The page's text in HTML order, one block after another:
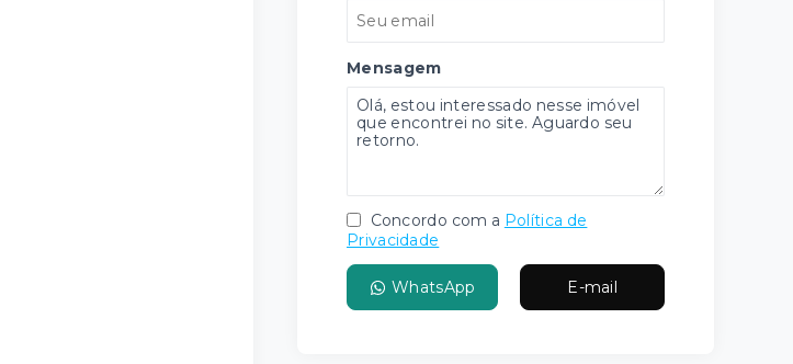
Mensagem
Concordo com a Política de
Privacidade
WhatsApp E-mail